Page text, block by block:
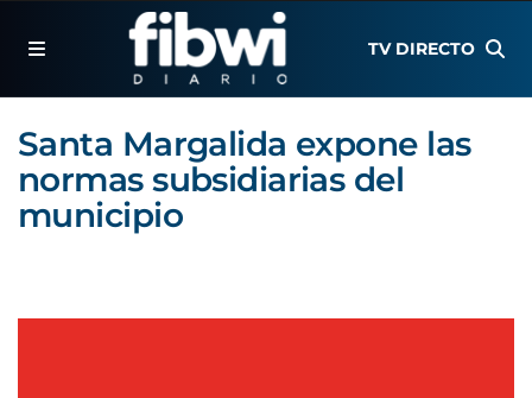
TV DIRECTO
Santa Margalida expone las
normas subsidiarias del
municipio